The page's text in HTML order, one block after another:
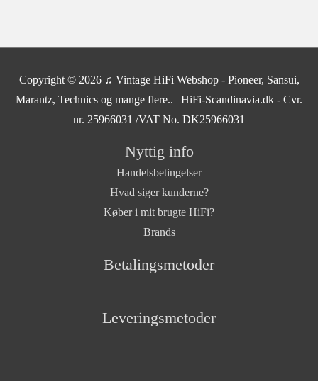
Copyright © 2026 ♫ Vintage HiFi Webshop - Pioneer, Sansui,
Marantz, Technics og mange flere.. | HiFi-Scandinavia.dk - Cvr.
nr. 25966031 /VAT No. DK25966031
Nyttig info
Handelsbetingelser
Hvad siger kunderne?
Køber i mit brugte HiFi?
Brands
Betalingsmetoder
Leveringsmetoder